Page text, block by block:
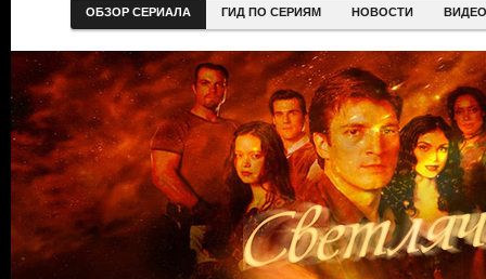
ОБЗОР СЕРИАЛА ГИД ПО СЕРИЯМ НОВОСТИ ВИДЕО